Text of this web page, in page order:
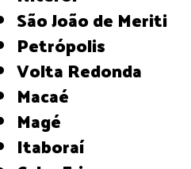
São João de Meriti
Petrópolis
Volta Redonda
Macaé
Magé
Itaboraí